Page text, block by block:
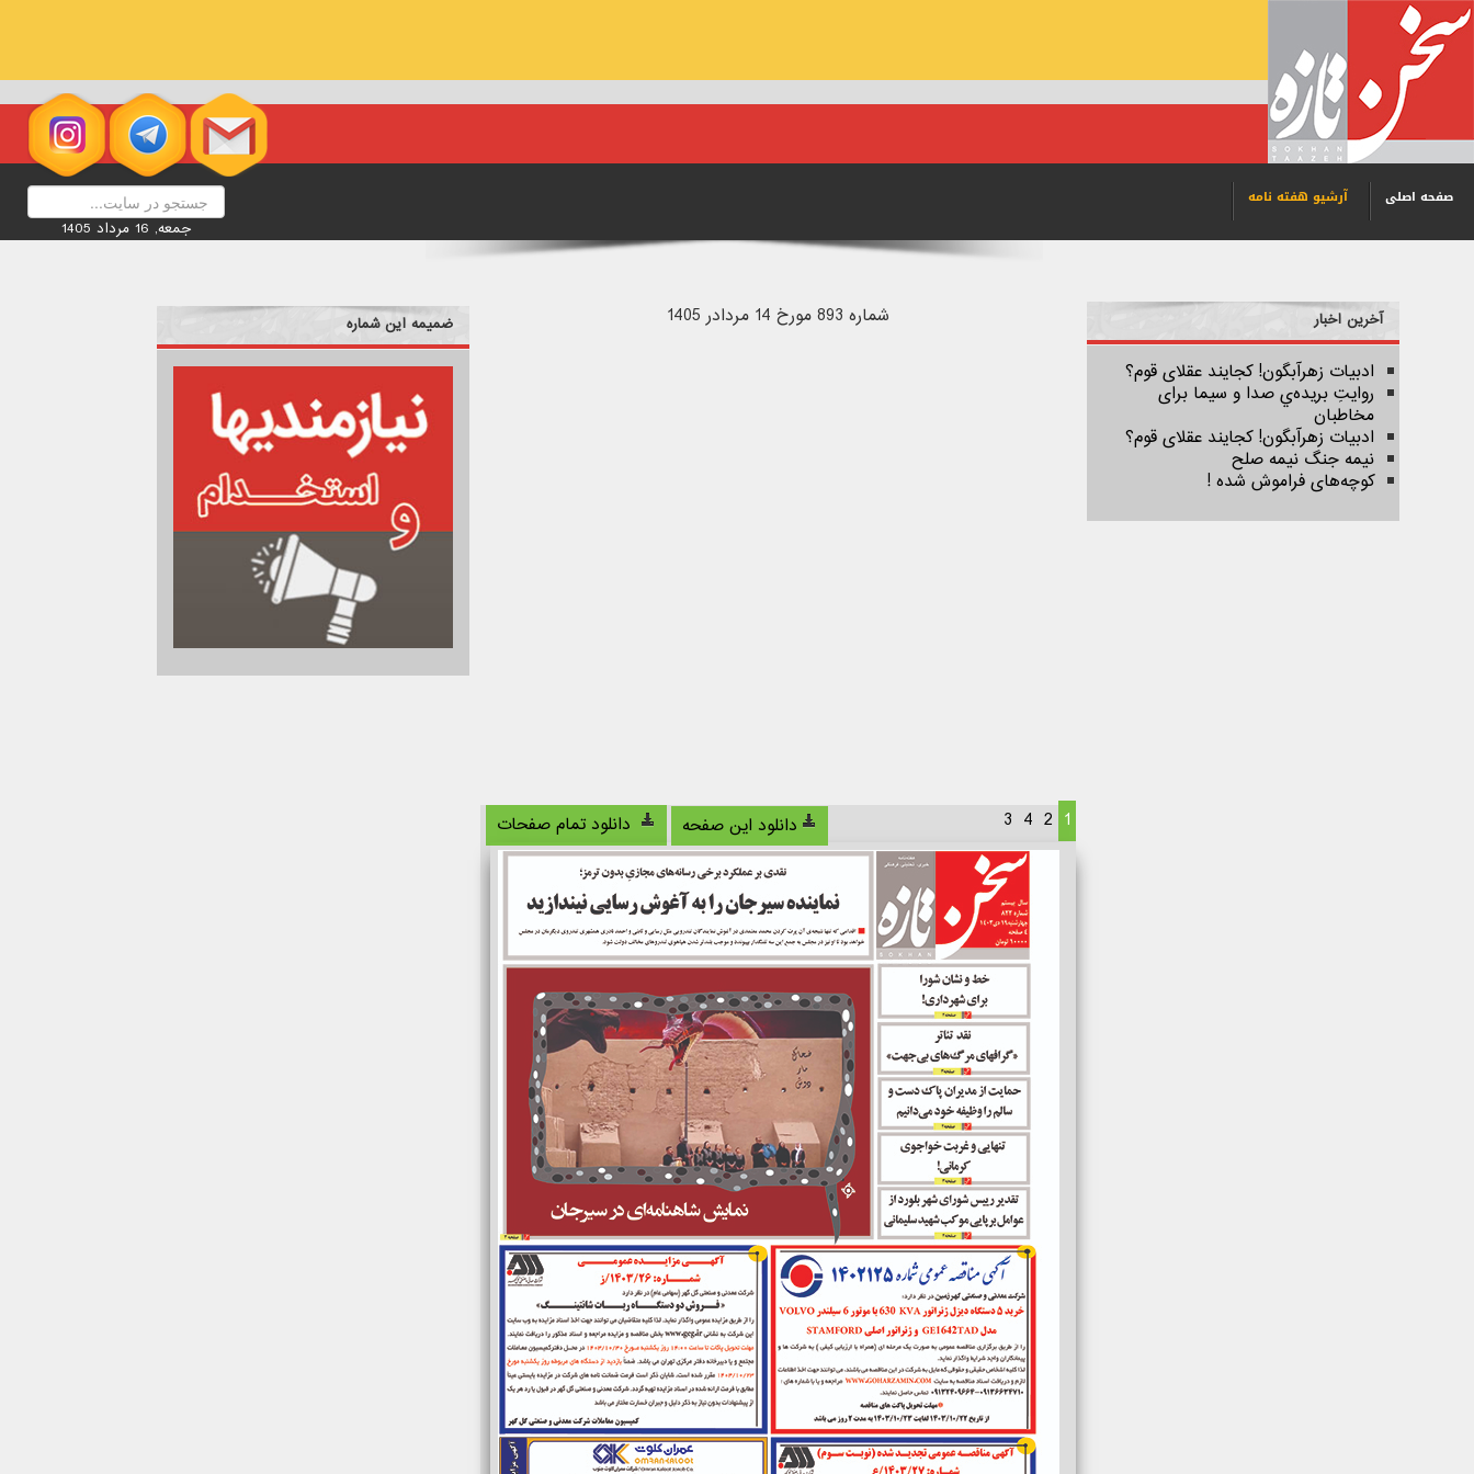
صفحه اصلی آرشیو هفته نامه
جمعه, 16 مرداد 1405
آخرین اخبار
ادبیات زهرآبگون! کجایند عقلای قوم؟
روایتِ بریده‌ي صدا و سیما برای
مخاطبان
ادبیات زهرآبگون! کجایند عقلای قوم؟
نیمه جنگ نیمه صلح
کوچه‌های فراموش شده !
شماره 893 مورخ 14 مردادر 1405
1
2
4
3 دانلود تمام صفحات دانلود این صفحه
ضمیمه این شماره